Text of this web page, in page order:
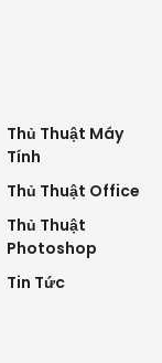
Thủ Thuật Máy
Tính
Thủ Thuật Office
Thủ Thuật
Photoshop
Tin Tức